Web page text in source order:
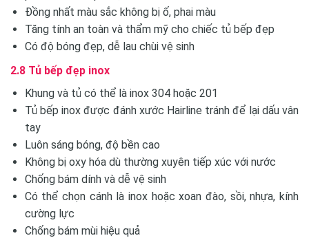
Đồng nhất màu sắc không bị ố, phai màu
Tăng tính an toàn và thẩm mỹ cho chiếc tủ bếp đẹp
Có độ bóng đẹp, dễ lau chùi vệ sinh
2.8 Tủ bếp đẹp inox
Khung và tủ có thể là inox 304 hoặc 201
Tủ bếp inox được đánh xước Hairline tránh để lại dấu vân
tay
Luôn sáng bóng, độ bền cao
Không bị oxy hóa dù thường xuyên tiếp xúc với nước
Chống bám dính và dễ vệ sinh
Có thể chọn cánh là inox hoặc xoan đào, sồi, nhựa, kính
cường lực
Chống bám mùi hiệu quả